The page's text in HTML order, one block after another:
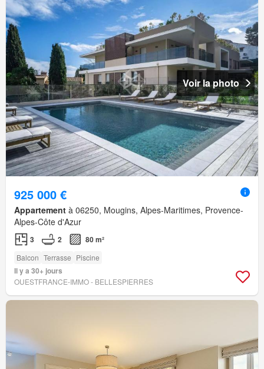
Voir la photo
925 000 €
Appartement à 06250, Mougins, Alpes-Maritimes, Provence-
Alpes-Côte d'Azur
3 2 80 m²
Balcon Terrasse Piscine
Il y a 30+ jours
OUESTFRANCE-IMMO - BELLESPIERRES